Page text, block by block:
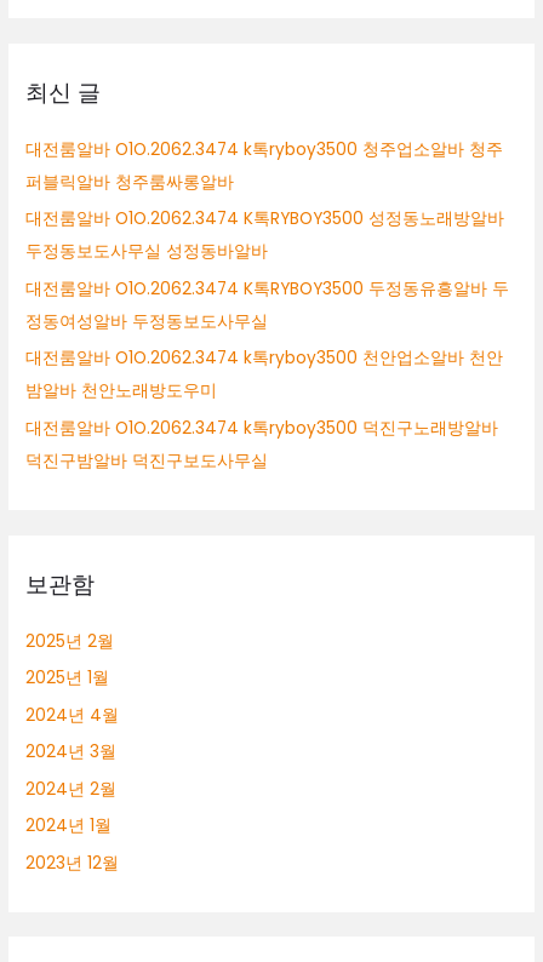
최신 글
대전룸알바 O1O.2062.3474 k톡ryboy3500 청주업소알바 청주
퍼블릭알바 청주룸싸롱알바
대전룸알바 O1O.2062.3474 K톡RYBOY3500 성정동노래방알바
두정동보도사무실 성정동바알바
대전룸알바 O1O.2062.3474 K톡RYBOY3500 두정동유흥알바 두
정동여성알바 두정동보도사무실
대전룸알바 O1O.2062.3474 k톡ryboy3500 천안업소알바 천안
밤알바 천안노래방도우미
대전룸알바 O1O.2062.3474 k톡ryboy3500 덕진구노래방알바
덕진구밤알바 덕진구보도사무실
보관함
2025년 2월
2025년 1월
2024년 4월
2024년 3월
2024년 2월
2024년 1월
2023년 12월